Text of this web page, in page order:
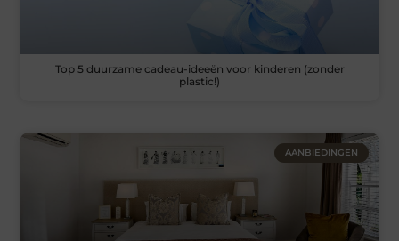
Top 5 duurzame cadeau-ideeën voor kinderen (zonder
plastic!)
AANBIEDINGEN